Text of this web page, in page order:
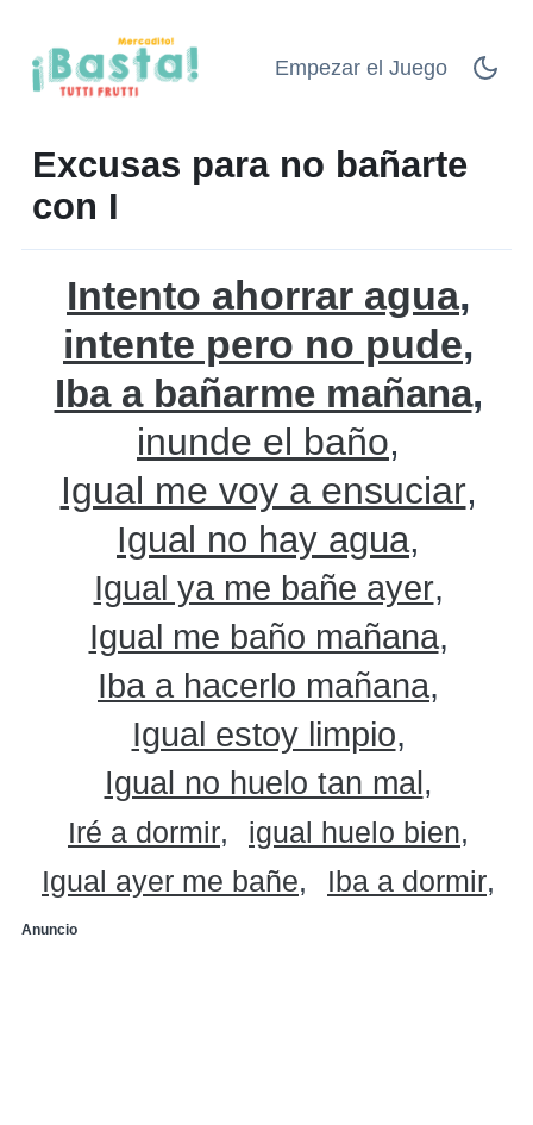
Empezar el Juego
Excusas para no bañarte
con I
Intento ahorrar agua
intente pero no pude
Iba a bañarme mañana
inunde el baño
Igual me voy a ensuciar
Igual no hay agua
Igual ya me bañe ayer
Igual me baño mañana
Iba a hacerlo mañana
Igual estoy limpio
Igual no huelo tan mal
Iré a dormir
igual huelo bien
Igual ayer me bañe
Iba a dormir
Anuncio